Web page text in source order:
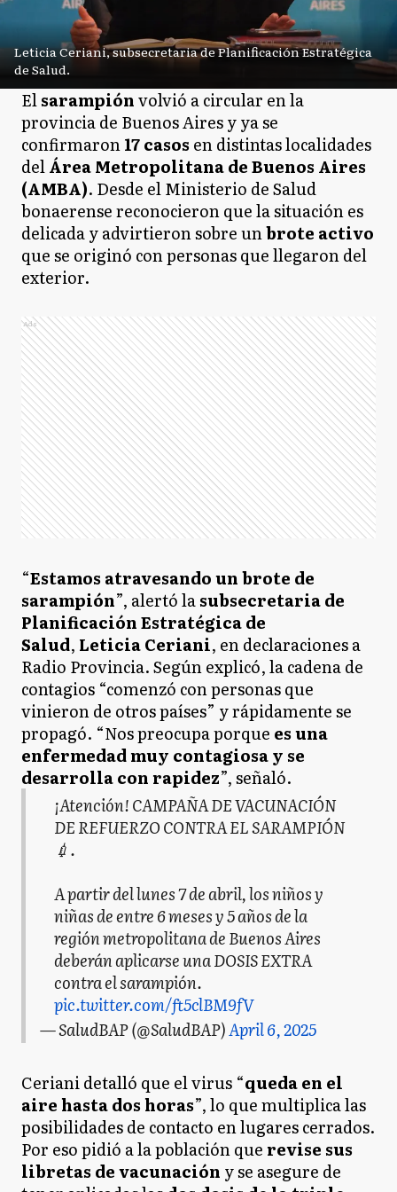
Leticia Ceriani, subsecretaria de Planificación Estratégica
de Salud.
Elsarampiónvolvió a circular en la
provincia de Buenos Aires y ya se
confirmaron17 casosen distintas localidades
delÁrea Metropolitana de Buenos Aires
(AMBA). Desde el Ministerio de Salud
bonaerense reconocieron que la situación es
delicada y advirtieron sobre unbrote activo
que se originó con personas que llegaron del
exterior.
Ads
“Estamos atravesando un brote de
sarampión”, alertó lasubsecretaria de
Planificación Estratégica de
Salud, Leticia Ceriani, en declaraciones a
Radio Provincia. Según explicó, la cadena de
contagios “comenzó con personas que
vinieron de otros países” y rápidamente se
propagó. “Nos preocupa porque es una
enfermedad muy contagiosa y se
desarrolla con rapidez”, señaló.
¡Atención! CAMPAÑA DE VACUNACIÓN
DE REFUERZO CONTRA EL SARAMPIÓN
💉.
A partir del lunes 7 de abril, los niños y
niñas de entre 6 meses y 5 años de la
región metropolitana de Buenos Aires
deberán aplicarse una DOSIS EXTRA
contra el sarampión.
pic.twitter.com/ft5clBM9fV
— SaludBAP (@SaludBAP)April 6, 2025
Ceriani detalló que el virus “queda en el
aire hasta dos horas”, lo que multiplica las
posibilidades de contacto en lugares cerrados.
Por eso pidió a la población que revise sus
libretas de vacunación y se asegure de